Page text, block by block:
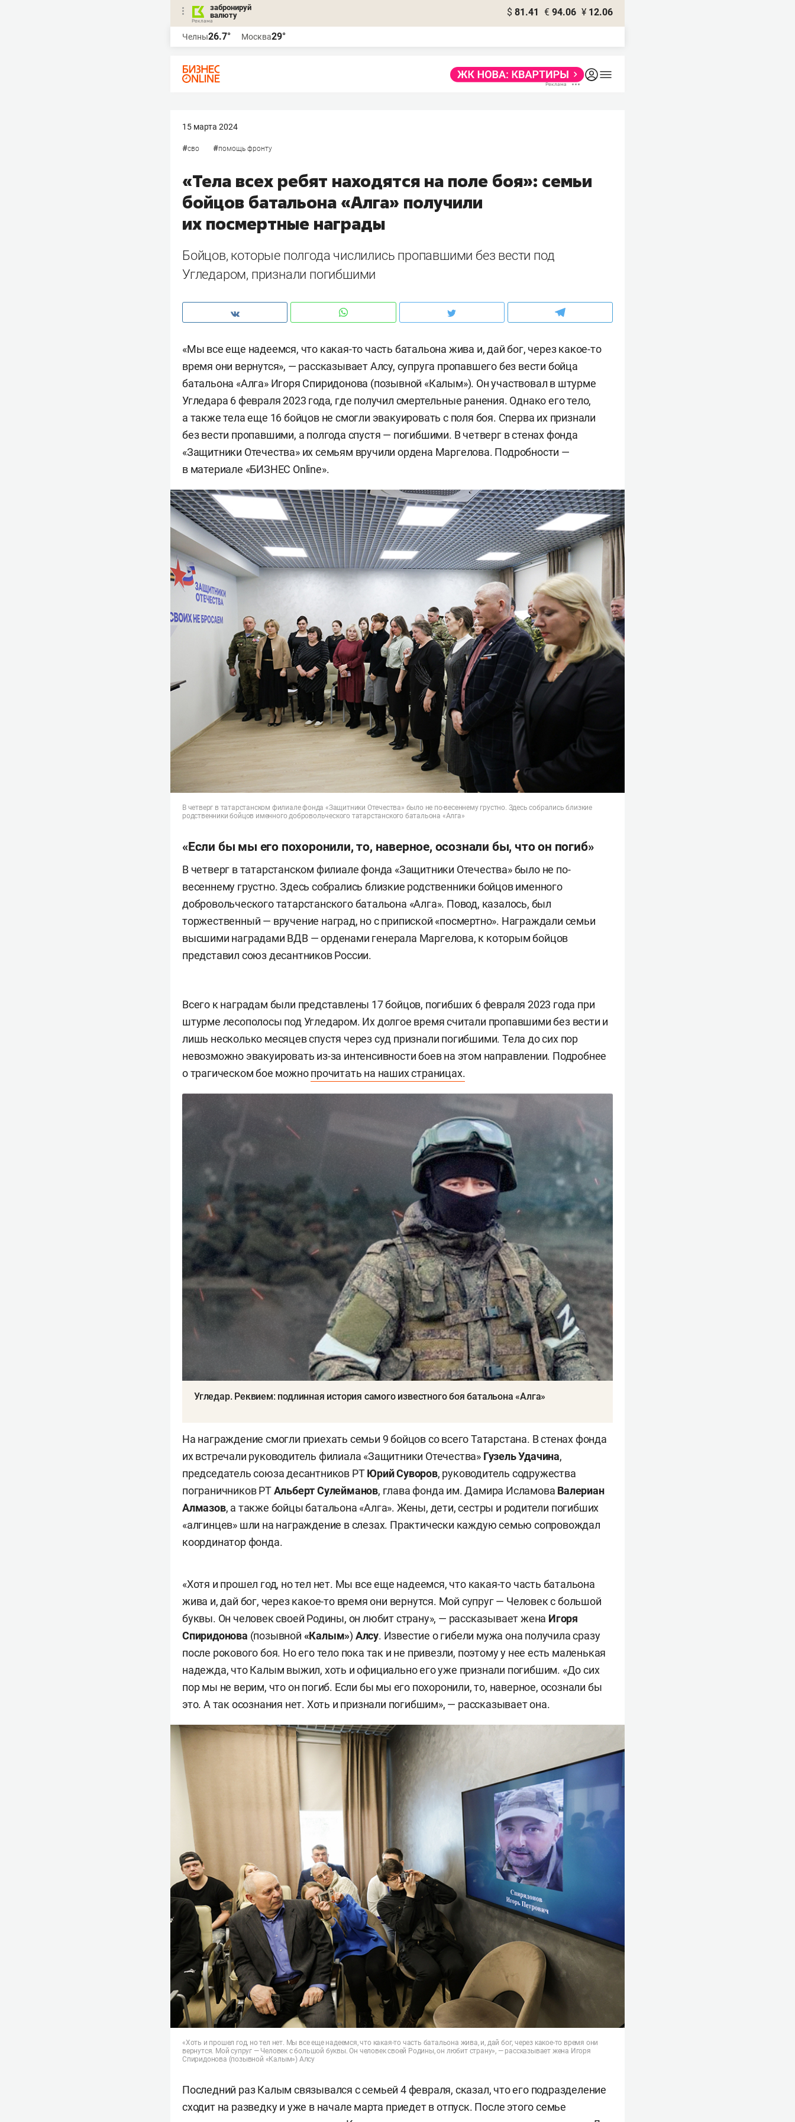
забронируй
валюту
$ 81.41 € 94.06 ¥ 12.06
Челны26.7° Москва29°
15 марта 2024
#сво #помощь фронту
«Тела всех ребят находятся на поле боя»: семьи
бойцов батальона «Алга» получили
их посмертные награды
Бойцов, которые полгода числились пропавшими без вести под
Угледаром, признали погибшими
«Мы все еще надеемся, что какая-то часть батальона жива и, дай бог, через какое-то
время они вернутся», — рассказывает Алсу, супруга пропавшего без вести бойца
батальона «Алга» Игоря Спиридонова (позывной «Калым»). Он участвовал в штурме
Угледара 6 февраля 2023 года, где получил смертельные ранения. Однако его тело,
а также тела еще 16 бойцов не смогли эвакуировать с поля боя. Сперва их признали
без вести пропавшими, а полгода спустя — погибшими. В четверг в стенах фонда
«Защитники Отечества» их семьям вручили ордена Маргелова. Подробности —
в материале «БИЗНЕС Online».
В четверг в татарстанском филиале фонда «Защитники Отечества» было не по-весеннему грустно. Здесь собрались близкие
родственники бойцов именного добровольческого татарстанского батальона «Алга»
«Если бы мы его похоронили, то, наверное, осознали бы, что он погиб»
В четверг в татарстанском филиале фонда «Защитники Отечества» было не по-
весеннему грустно. Здесь собрались близкие родственники бойцов именного
добровольческого татарстанского батальона «Алга». Повод, казалось, был
торжественный — вручение наград, но с припиской «посмертно». Награждали семьи
высшими наградами ВДВ — орденами генерала Маргелова, к которым бойцов
представил союз десантников России.
Всего к наградам были представлены 17 бойцов, погибших 6 февраля 2023 года при
штурме лесополосы под Угледаром. Их долгое время считали пропавшими без вести и
лишь несколько месяцев спустя через суд признали погибшими. Тела до сих пор
невозможно эвакуировать из-за интенсивности боев на этом направлении. Подробнее
о трагическом бое можнопрочитать на наших страницах.
Угледар. Реквием: подлинная история самого известного боя батальона «Алга»
На награждение смогли приехать семьи 9 бойцов со всего Татарстана. В стенах фонда
их встречали руководитель филиала «Защитники Отечества» Гузель Удачина,
председатель союза десантников РТЮрий Суворов, руководитель содружества
пограничников РТАльберт Сулейманов, глава фонда им. Дамира Исламова Валериан
Алмазов, а также бойцы батальона «Алга». Жены, дети, сестры и родители погибших
«алгинцев» шли на награждение в слезах. Практически каждую семью сопровождал
координатор фонда.
«Хотя и прошел год, но тел нет. Мы все еще надеемся, что какая-то часть батальона
жива и, дай бог, через какое-то время они вернутся. Мой супруг — Человек с большой
буквы. Он человек своей Родины, он любит страну», — рассказывает жена Игоря
Спиридонова (позывной «Калым») Алсу. Известие о гибели мужа она получила сразу
после рокового боя. Но его тело пока так и не привезли, поэтому у нее есть маленькая
надежда, что Калым выжил, хоть и официально его уже признали погибшим. «До сих
пор мы не верим, что он погиб. Если бы мы его похоронили, то, наверное, осознали бы
это. А так осознания нет. Хоть и признали погибшим», — рассказывает она.
«Хоть и прошел год, но тел нет. Мы все еще надеемся, что какая-то часть батальона жива, и, дай бог, через какое-то время они
вернутся. Мой супруг — Человек с большой буквы. Он человек своей Родины, он любит страну», — рассказывает жена Игоря
Спиридонова (позывной «Калым») Алсу
Последний раз Калым связывался с семьей 4 февраля, сказал, что его подразделение
сходит на разведку и уже в начале марта приедет в отпуск. После этого семье